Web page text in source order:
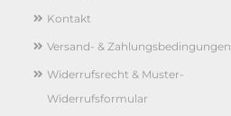
Kontakt
Versand- & Zahlungsbedingungen
Widerrufsrecht & Muster-
Widerrufsformular